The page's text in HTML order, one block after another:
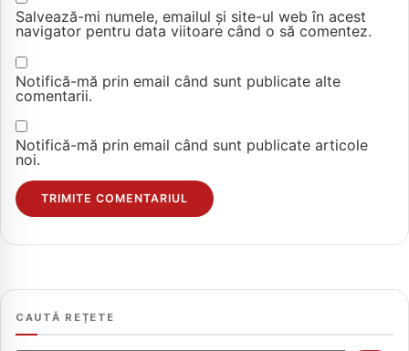
Salvează-mi numele, emailul și site-ul web în acest
navigator pentru data viitoare când o să comentez.
Notifică-mă prin email când sunt publicate alte
comentarii.
Notifică-mă prin email când sunt publicate articole
noi.
CAUTĂ REȚETE